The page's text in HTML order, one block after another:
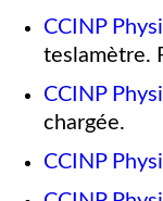
CCINP
teslamètre.
CCINP
chargée.
CCINP